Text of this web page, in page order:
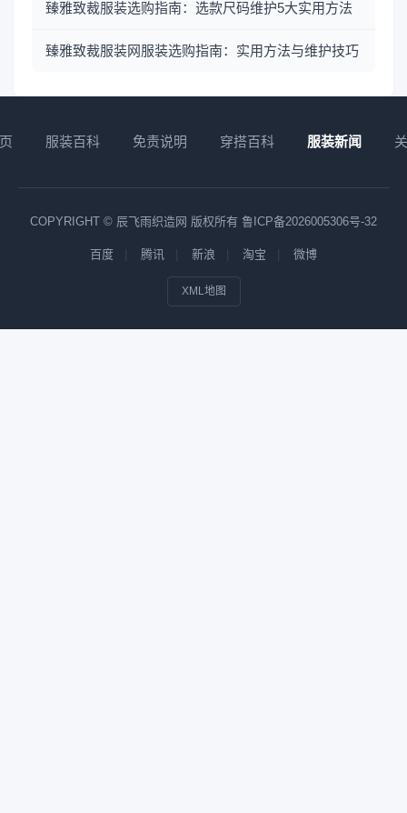
臻雅致裁服装选购指南：选款尺码维护5大实用方法
臻雅致裁服装网服装选购指南：实用方法与维护技巧
服装百科 免责说明 穿搭百科 服装新闻
COPYRIGHT © 辰飞雨织造网 版权所有 鲁ICP备2026005306号-32
百度 腾讯 新浪 淘宝 微博
XML地图